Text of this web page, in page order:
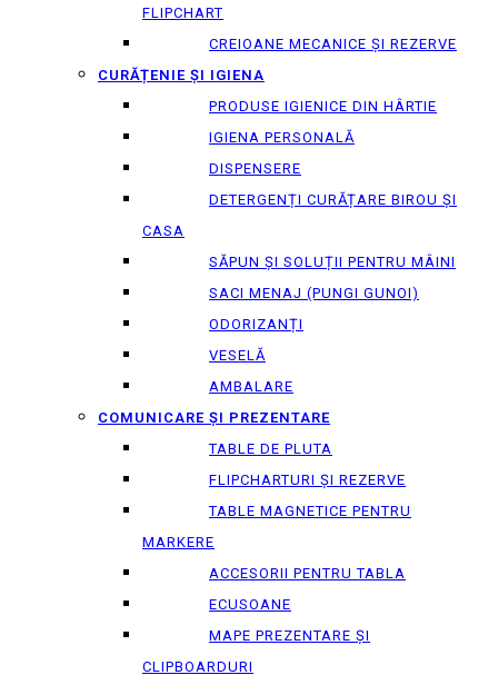
FLIPCHART
CREIOANE MECANICE ȘI REZERVE
CURĂȚENIE ȘI IGIENA
PRODUSE IGIENICE DIN HÂRTIE
IGIENA PERSONALĂ
DISPENSERE
DETERGENȚI CURĂȚARE BIROU ȘI
CASA
SĂPUN ȘI SOLUȚII PENTRU MÂINI
SACI MENAJ (PUNGI GUNOI)
ODORIZANȚI
VESELĂ
AMBALARE
COMUNICARE ȘI PREZENTARE
TABLE DE PLUTA
FLIPCHARTURI ȘI REZERVE
TABLE MAGNETICE PENTRU
MARKERE
ACCESORII PENTRU TABLA
ECUSOANE
MAPE PREZENTARE ȘI
CLIPBOARDURI